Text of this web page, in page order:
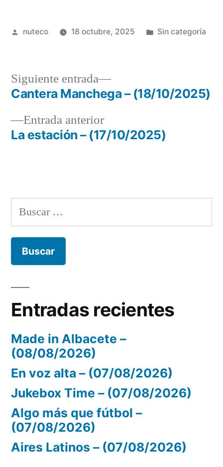
Publicada
nuteco 18 octubre, 2025
Publicada
Sin categoría
Navegación
deEntrada anteriorEntrada
anterior:
La estación – (17/10/2025)
Siguiente entrada
Siguiente
entrada:
Cantera Manchega – (18/10/2025)
Buscar:
Entradas recientes
Made in Albacete –
(08/08/2026)
En voz alta – (07/08/2026)
Jukebox Time – (07/08/2026)
Algo más que fútbol –
(07/08/2026)
Aires Latinos – (07/08/2026)